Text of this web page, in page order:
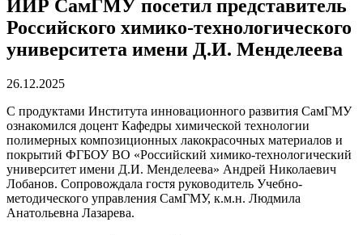
ИИР СамГМУ посетил представитель
Российского химико-технологического
университета имени Д.И. Менделеева
26.12.2025
С продуктами Института инновационного развития СамГМУ
ознакомился доцент Кафедры химической технологии
полимерных композиционных лакокрасочных материалов и
покрытий ФГБОУ ВО «Российский химико-технологический
университет имени Д.И. Менделеева» Андрей Николаевич
Лобанов. Сопровождала гостя руководитель Учебно-
методического управления СамГМУ, к.м.н. Людмила
Анатольевна Лазарева.